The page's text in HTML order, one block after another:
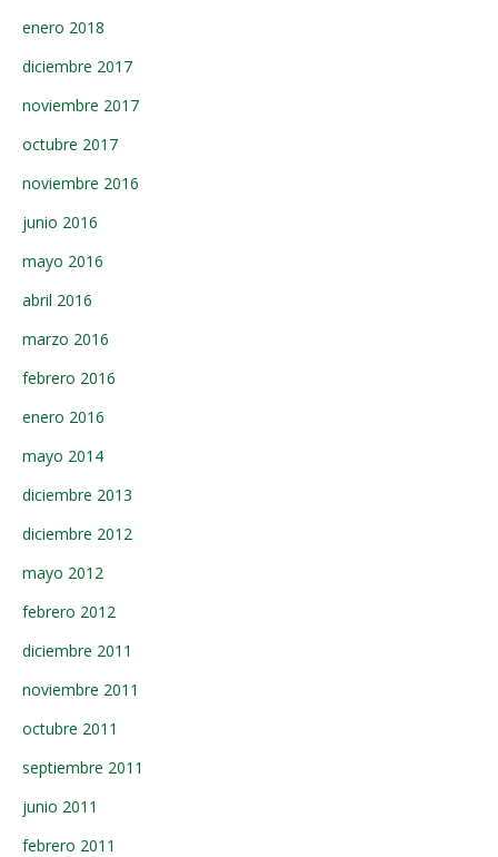
enero 2018
diciembre 2017
noviembre 2017
octubre 2017
noviembre 2016
junio 2016
mayo 2016
abril 2016
marzo 2016
febrero 2016
enero 2016
mayo 2014
diciembre 2013
diciembre 2012
mayo 2012
febrero 2012
diciembre 2011
noviembre 2011
octubre 2011
septiembre 2011
junio 2011
febrero 2011